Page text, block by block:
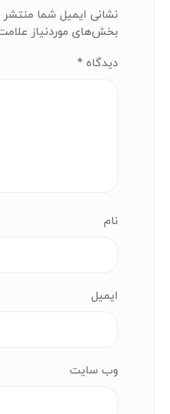
نشانی ایمیل شما
بخش‌های موردنیاز
دیدگاه*
نام
ایمیل
وب‌ سایت